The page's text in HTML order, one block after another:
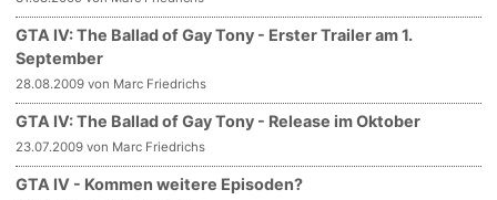
GTA IV: The Ballad of Gay Tony - Erster Trailer am 1.
September
28.08.2009 von Marc Friedrichs
GTA IV: The Ballad of Gay Tony - Release im Oktober
23.07.2009 von Marc Friedrichs
GTA IV - Kommen weitere Episoden?